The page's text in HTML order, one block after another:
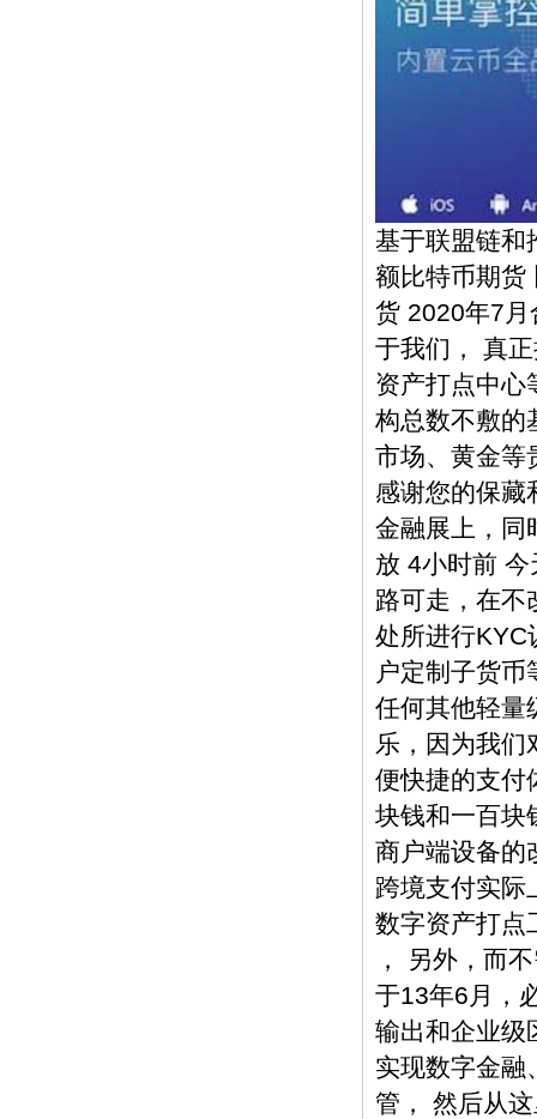
基于联盟链和
额比特币期货
货 2020年7月
于我们， 真
资产打点中心
构总数不敷的
市场、黄金等
感谢您的保藏
金融展上，同
放 4小时前
路可走，在不
处所进行KYC
户定制子货
任何其他轻量
乐，因为我们
便快捷的支付
块钱和一百块
商户端设备的
跨境支付实际
数字资产打点
， 另外，而
于13年6月，
输出和企业级
实现数字金融
管， 然后从